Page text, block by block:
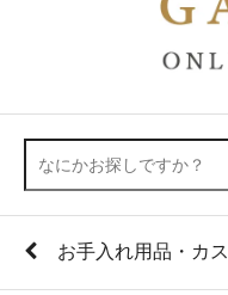
お手入れ用品・カ